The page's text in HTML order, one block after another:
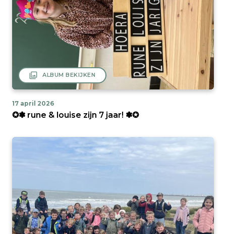
filter ALBUM BEKIJKEN
17 april 2026
✪✽ rune & louise zijn 7 jaar! ✽✪